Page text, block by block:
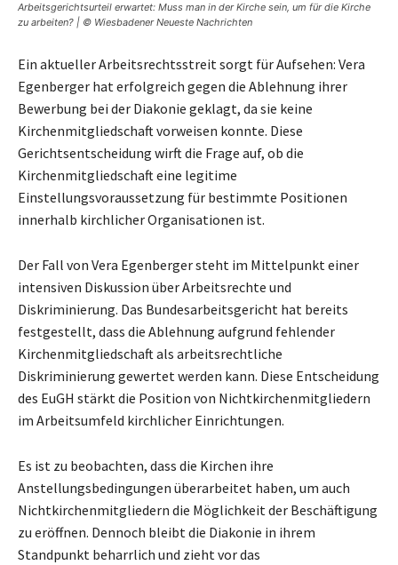
Arbeitsgerichtsurteil erwartet: Muss man in der Kirche sein, um für die Kirche
zu arbeiten? | © Wiesbadener Neueste Nachrichten
Ein aktueller Arbeitsrechtsstreit sorgt für Aufsehen: Vera
Egenberger hat erfolgreich gegen die Ablehnung ihrer
Bewerbung bei der Diakonie geklagt, da sie keine
Kirchenmitgliedschaft vorweisen konnte. Diese
Gerichtsentscheidung wirft die Frage auf, ob die
Kirchenmitgliedschaft eine legitime
Einstellungsvoraussetzung für bestimmte Positionen
innerhalb kirchlicher Organisationen ist.
Der Fall von Vera Egenberger steht im Mittelpunkt einer
intensiven Diskussion über Arbeitsrechte und
Diskriminierung. Das Bundesarbeitsgericht hat bereits
festgestellt, dass die Ablehnung aufgrund fehlender
Kirchenmitgliedschaft als arbeitsrechtliche
Diskriminierung gewertet werden kann. Diese Entscheidung
des EuGH stärkt die Position von Nichtkirchenmitgliedern
im Arbeitsumfeld kirchlicher Einrichtungen.
Es ist zu beobachten, dass die Kirchen ihre
Anstellungsbedingungen überarbeitet haben, um auch
Nichtkirchenmitgliedern die Möglichkeit der Beschäftigung
zu eröffnen. Dennoch bleibt die Diakonie in ihrem
Standpunkt beharrlich und zieht vor das